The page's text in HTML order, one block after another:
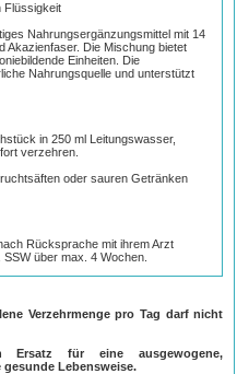
Flüssigkeit
Nahrungsergänzungsmittel mit 14
Akazienfaser. Die Mischung bietet
Einheiten. Die
Nahrungsquelle und unterstützt
in 250 ml Leitungswasser,
verzehren.
oder sauren Getränken
Rücksprache mit ihrem Arzt
über max. 4 Wochen.
Verzehrmenge pro Tag darf nicht
Ersatz für eine ausgewogene,
Lebensweise.